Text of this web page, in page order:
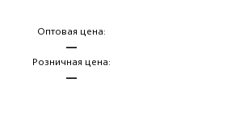
Оптовая цена:
—
Розничная цена:
—